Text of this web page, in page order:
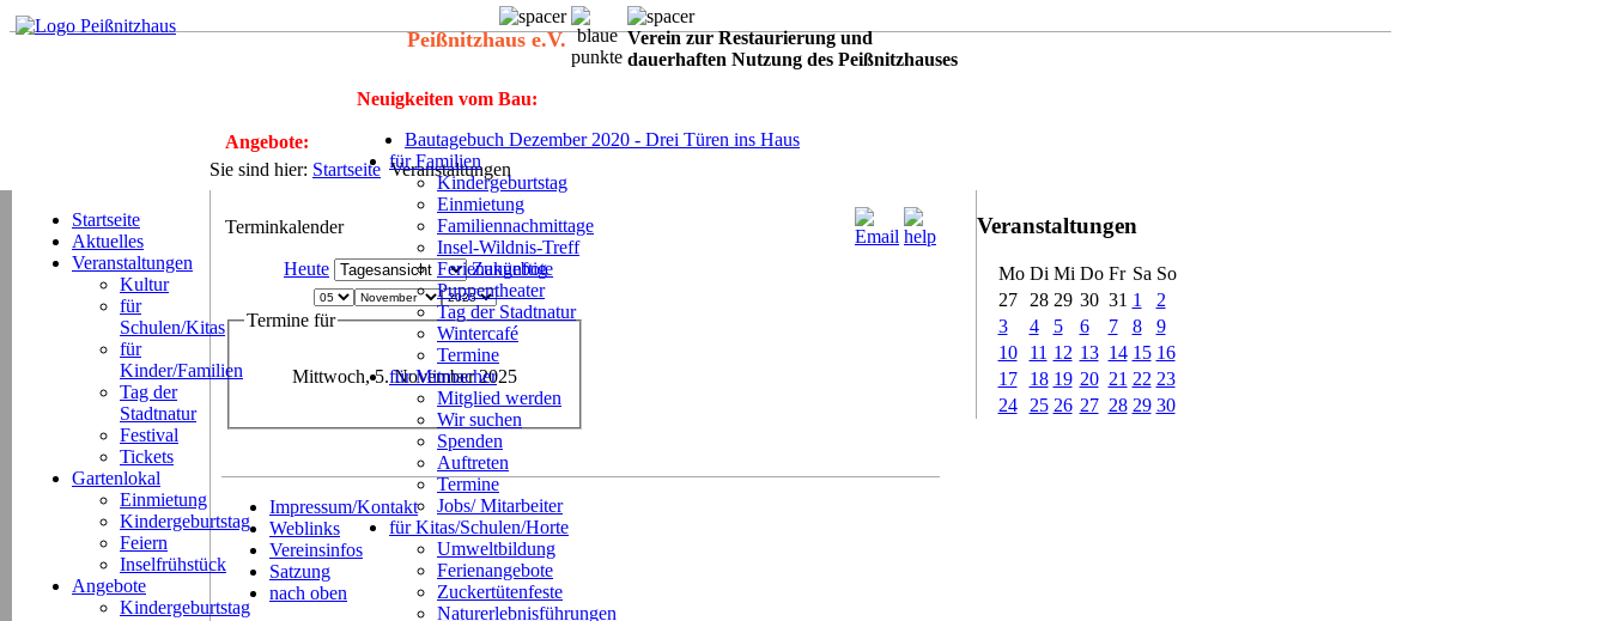
Peißnitzhaus e.V.
Verein zur Restaurierung und
dauerhaften Nutzung des Peißnitzhauses
Neuigkeiten vom Bau:
Bautagebuch Dezember 2020 - Drei Türen ins Haus
für Familien
Kindergeburtstag
Einmietung
Familiennachmittage
Insel-Wildnis-Treff
Ferienangebote
Puppentheater
Tag der Stadtnatur
Wintercafé
Termine
für Mitmacher
Mitglied werden
Wir suchen
Spenden
Auftreten
Termine
Jobs/ Mitarbeiter
für Kitas/Schulen/Horte
Umweltbildung
Ferienangebote
Zuckertütenfeste
Naturerlebnisführungen
Angebote:
Sie sind hier: Startseite Veranstaltungen
Startseite
Aktuelles
Veranstaltungen
Kultur
für
Schulen/Kitas
für
Kinder/Familien
Tag der
Stadtnatur
Festival
Tickets
Gartenlokal
Einmietung
Kindergeburtstag
Feiern
Inselfrühstück
Angebote
Kindergeburtstag
Veranstaltungen
Mo Di Mi Do Fr Sa So
27
28 29 30 31 1
2
3
4 5 6 7 8
9
10
11 12 13 14 15 16
17
18 19 20 21 22 23
24
25 26 27 28 29 30
Terminkalender
Heute Zukünftig
Termine für
Mittwoch, 5. November 2025
Impressum/Kontakt
Weblinks
Vereinsinfos
Satzung
nach oben